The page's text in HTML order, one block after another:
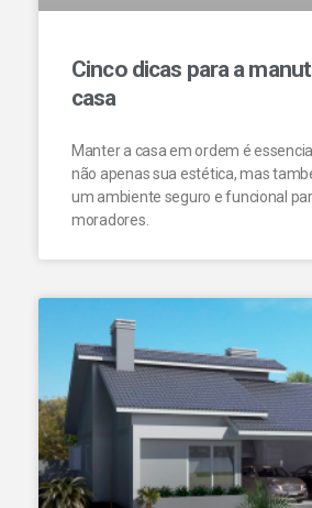
Cinco dicas para a
casa
Manter a casa em ordem é
não apenas sua estética, mas
um ambiente seguro e funcional
moradores.